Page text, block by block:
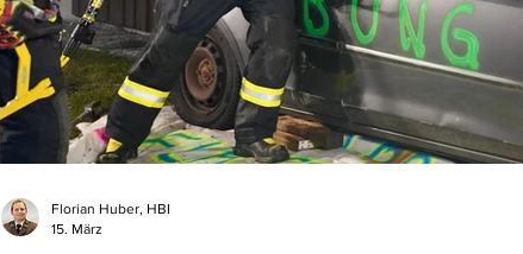
Florian Huber, HBI
15. März